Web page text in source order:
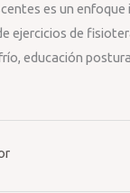
es un enfoque
ejercicios de
educación